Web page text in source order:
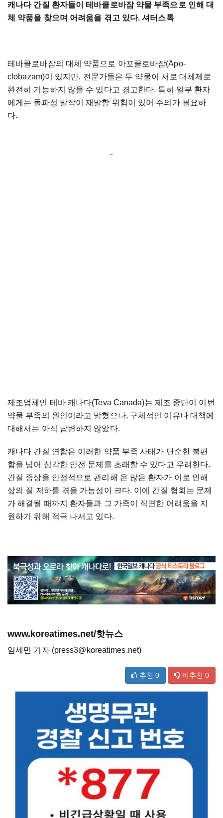
캐나다 간질 환자들이 테바클로바잠 약물 부족으로 인해 대
체 약품을 찾으며 어려움을 겪고 있다. 셔터스톡
테바클로바잠의 대체 약품으로 아포클로바잠(Apo-
clobazam)이 있지만, 전문가들은 두 약물이 서로 대체제로
완전히 기능하지 않을 수 있다고 경고한다. 특히 일부 환자
에게는 돌파성 발작이 재발할 위험이 있어 주의가 필요하
다.
제조업체인 테바 캐나다(Teva Canada)는 제조 중단이 이번
약물 부족의 원인이라고 밝혔으나, 구체적인 이유나 대책에
대해서는 아직 답변하지 않았다.
캐나다 간질 연합은 이러한 약품 부족 사태가 단순한 불편
함을 넘어 심각한 안전 문제를 초래할 수 있다고 우려한다.
간질 증상을 안정적으로 관리해 온 많은 환자가 이로 인해
삶의 질 저하를 겪을 가능성이 크다. 이에 간질 협회는 문제
가 해결될 때까지 환자들과 그 가족이 직면한 어려움을 지
원하기 위해 적극 나서고 있다.
www.koreatimes.net/핫뉴스
임세민 기자 (press3@koreatimes.net)
추천 0 비추천 0